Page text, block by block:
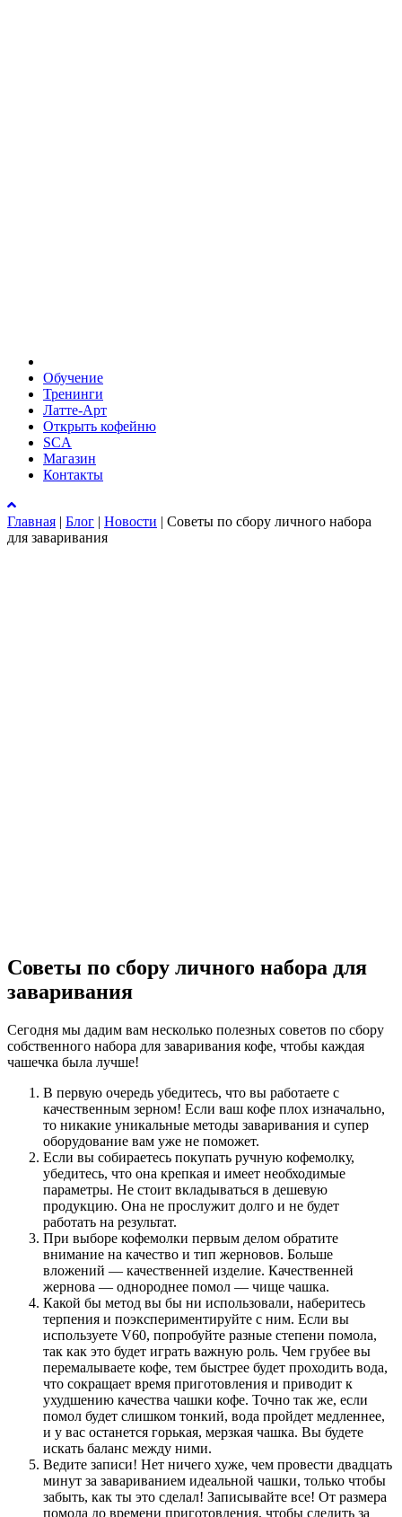
Обучение
Тренинги
Латте-Арт
Открыть кофейню
SCA
Магазин
Контакты
Главная | Блог | Новости | Советы по сбору личного набора
для заваривания
Советы по сбору личного набора для
заваривания
Сегодня мы дадим вам несколько полезных советов по сбору
собственного набора для заваривания кофе, чтобы каждая
чашечка была лучше!
В первую очередь убедитесь, что вы работаете с
качественным зерном! Если ваш кофе плох изначально,
то никакие уникальные методы заваривания и супер
оборудование вам уже не поможет.
Если вы собираетесь покупать ручную кофемолку,
убедитесь, что она крепкая и имеет необходимые
параметры. Не стоит вкладываться в дешевую
продукцию. Она не прослужит долго и не будет
работать на результат.
При выборе кофемолки первым делом обратите
внимание на качество и тип жерновов. Больше
вложений — качественней изделие. Качественней
жернова — однороднее помол — чище чашка.
Какой бы метод вы бы ни использовали, наберитесь
терпения и поэкспериментируйте с ним. Если вы
используете V60, попробуйте разные степени помола,
так как это будет играть важную роль. Чем грубее вы
перемалываете кофе, тем быстрее будет проходить вода,
что сокращает время приготовления и приводит к
ухудшению качества чашки кофе. Точно так же, если
помол будет слишком тонкий, вода пройдет медленнее,
и у вас останется горькая, мерзкая чашка. Вы будете
искать баланс между ними.
Ведите записи! Нет ничего хуже, чем провести двадцать
минут за завариванием идеальной чашки, только чтобы
забыть, как ты это сделал! Записывайте все! От размера
помола до времени приготовления, чтобы следить за